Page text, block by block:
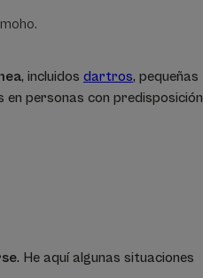
, incluidos dartros, pequeñas
en personas con predisposición
. He aquí algunas situaciones